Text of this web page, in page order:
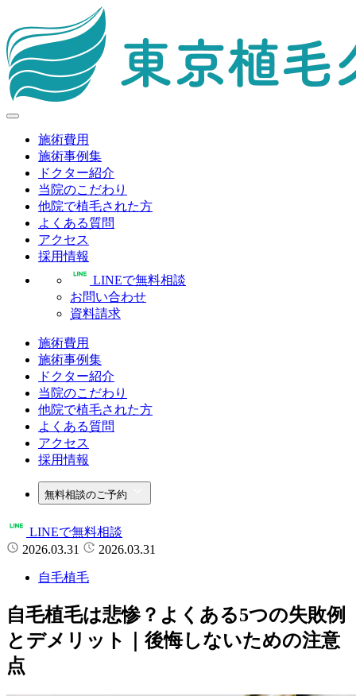
施術費用
施術事例集
ドクター紹介
当院のこだわり
他院で植毛された方
よくある質問
アクセス
採用情報
LINEで無料相談
お問い合わせ
資料請求
施術費用
施術事例集
ドクター紹介
当院のこだわり
他院で植毛された方
よくある質問
アクセス
採用情報
無料相談のご予約
LINEで無料相談
2026.03.31
2026.03.31
自毛植毛
自毛植毛は悲惨？よくある5つの失敗例
とデメリット｜後悔しないための注意
点